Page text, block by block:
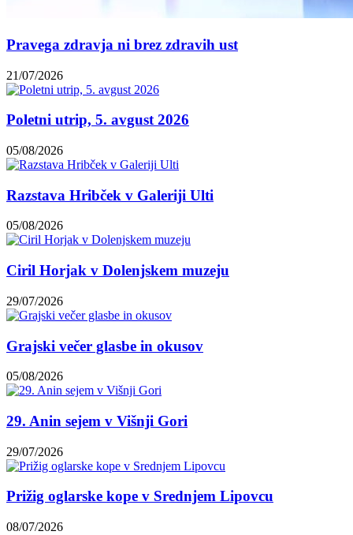
Pravega zdravja ni brez zdravih ust
21/07/2026
Poletni utrip, 5. avgust 2026
05/08/2026
Razstava Hribček v Galeriji Ulti
05/08/2026
Ciril Horjak v Dolenjskem muzeju
29/07/2026
Grajski večer glasbe in okusov
05/08/2026
29. Anin sejem v Višnji Gori
29/07/2026
Prižig oglarske kope v Srednjem Lipovcu
08/07/2026